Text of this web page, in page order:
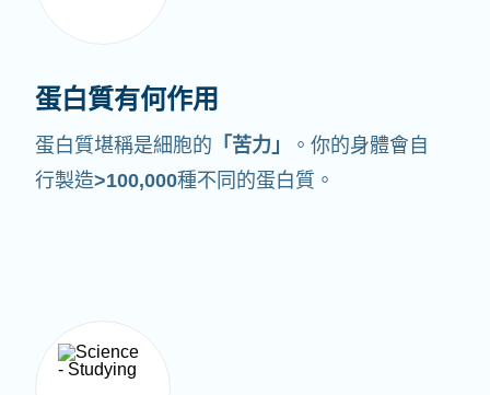
蛋白質有何作用
蛋白質堪稱是細胞的 「苦力」
。你的身體會自
行製造>100,000種不同的蛋白質。